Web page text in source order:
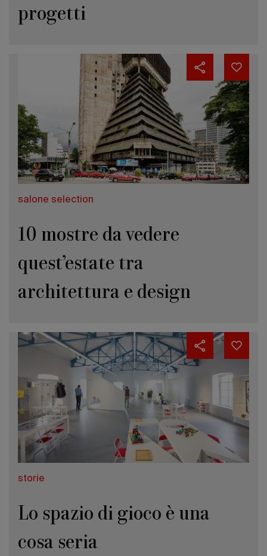
progetti
salone selection
10 mostre da vedere
quest’estate tra
architettura e design
storie
Lo spazio di gioco è una
cosa seria